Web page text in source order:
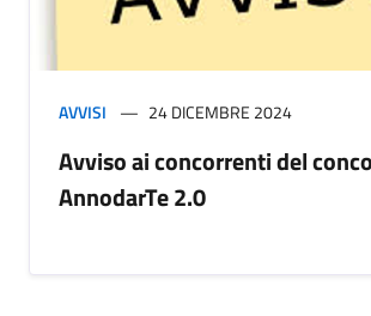
AVVISI 24 DICEMBRE 2024
Avviso ai concorrenti del
AnnodarTe 2.0